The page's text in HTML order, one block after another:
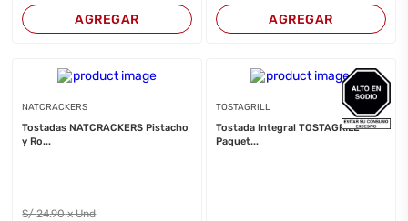
AGREGAR AGREGAR
NATCRACKERS
Tostadas NATCRACKERS Pistacho
y Ro...
S/24.90 x Und
TOSTAGRILL
Tostada Integral TOSTAGRILL
Paquet...